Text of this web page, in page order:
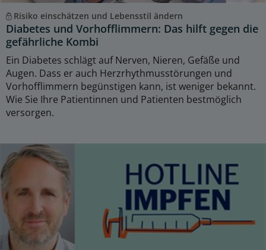
Risiko einschätzen und Lebensstil ändern
Diabetes und Vorhofflimmern: Das hilft gegen die
gefährliche Kombi
Ein Diabetes schlägt auf Nerven, Nieren, Gefäße und
Augen. Dass er auch Herzrhythmusstörungen und
Vorhofflimmern begünstigen kann, ist weniger bekannt.
Wie Sie Ihre Patientinnen und Patienten bestmöglich
versorgen.